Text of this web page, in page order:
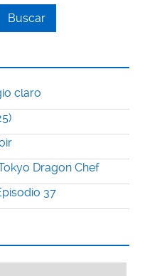
claro
Dragon Chef
37